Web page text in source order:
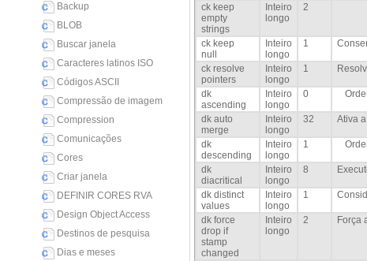
Backup
BLOB
Buscar janela
Caracteres latinos ISO
Códigos ASCII
Compressão de imagem
Compression
Comunicações
Cores
Criar janela
DEFINIR CORES RVA
Design Object Access
Destinos de pesquisa
Dias e meses
ck keep
empty
strings
Inteiro
longo
2
ck keep
null
Inteiro
longo
1
ck resolve
pointers
Inteiro
longo
1
dk
ascending
Inteiro
longo
0
dk auto
merge
Inteiro
longo
32 Ativa
dk
descending
Inteiro
longo
1
dk
diacritical
Inteiro
longo
8
dk distinct
values
Inteiro
longo
1
dk force
drop if
stamp
changed
Inteiro
longo
2 Força